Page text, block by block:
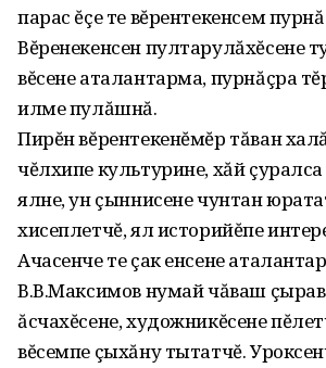
парас ĕçе те вĕрентекенсем
Вĕренекенсен пултарулăхĕсене
вĕсене аталантарма, пурнăçра
илме пулăшнă.
Пирĕн вĕрентекенĕмĕр тăван
чĕлхипе культурине, хăй
ялне, ун çыннисене чунтан
хисеплетчĕ, ял историйĕпе
Ачасенче те çак енсене
В.В.Максимов нумай чăваш
ăсчахĕсене, художникĕсене
вĕсемпе çыхăну тытатчĕ.